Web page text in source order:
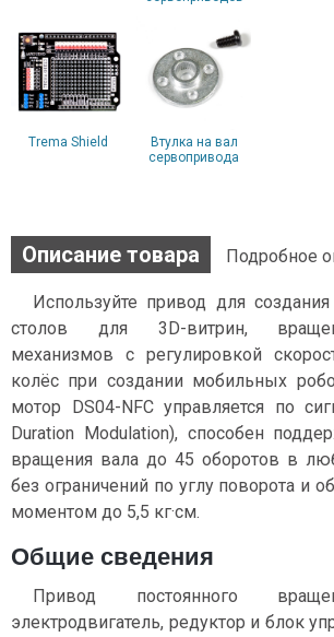
Trema Shield
Втулка на вал
сервопривода
Описание товара Подробное
Используйте привод для
столов для 3D-витрин,
механизмов с регулировкой
колёс при создании мобильных
мотор DS04-NFC управляется по
Duration Modulation), способен
вращения вала до 45 оборотов в
без ограничений по углу поворота и
моментом до 5,5 кг·см.
Общие сведения
Привод постоянного
электродвигатель, редуктор и блок